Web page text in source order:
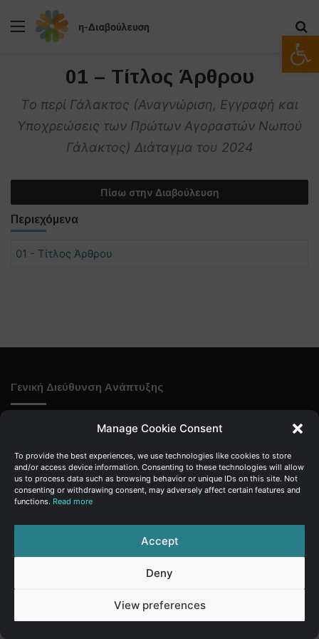
Manage Cookie Consent
To provide the best experiences, we use technologies like cookies to store
and/or access device information. Consenting to these technologies will allow
us to process data such as browsing behavior or unique IDs on this site. Not
consenting or withdrawing consent, may adversely affect certain features and
functions. Read more
Accept
Deny
View preferences
Μενού
01 – Τίτλος Άρθρου
Tο περί Γάλακτος (Αναγνώριση, Εγγραφή και
Υποχρεώσεις των Πρώτων Αγοραστών Νωπού
Γάλακτος) Διάταγμα του 2024
Πίσω στην Διαβούλευση
Περιεχόμενα
01 - Τίτλος Άρθρου
Γενική Διεύθυνση Ανάπτυξης
Υπουργείο Οικονομικών | Κυπριακή Δημοκρατία
Facebook
X LinkedIn
FAQs
© Copyright 2026, All Rights Reserved
Terms of use